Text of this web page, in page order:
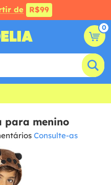
de R$99
0
para menino
Consulte-as